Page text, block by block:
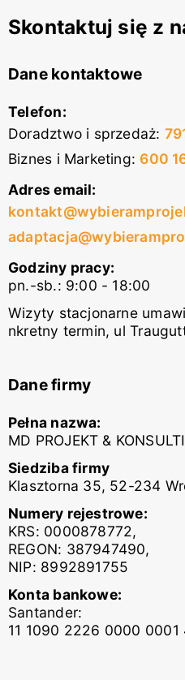
Skontaktuj się z
Dane kontaktowe
Telefon:
Doradztwo i sprzedaż:
Biznes i Marketing: 600
Adres email:
Godziny pracy:
pn.-sb.: 9:00 - 18:00
Wizyty stacjonarne
nkretny termin, ul
Dane firmy
Pełna nazwa:
MD PROJEKT &
Siedziba firmy
Klasztorna 35, 52-234
Numery rejestrowe:
KRS: 0000878772,
REGON: 387947490,
NIP: 8992891755
Konta bankowe:
Santander:
11 1090 2226 0000 0001